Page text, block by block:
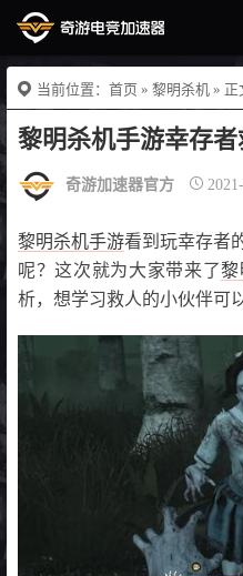
当前位置： 首页 » 黎明杀机 » 正
黎明杀机手游幸存
奇游加速器官方
黎明杀机手游看到玩幸存者
呢？这次就为大家带来了黎
析，想学习救人的小伙伴可